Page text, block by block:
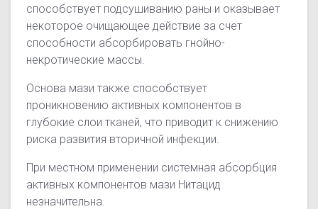
способствует подсушиванию раны и оказывает
некоторое очищающее действие за счет
способности абсорбировать гнойно-
некротические массы.
Основа мази также способствует
проникновению активных компонентов в
глубокие слои тканей, что приводит к снижению
риска развития вторичной инфекции.
При местном применении системная абсорбция
активных компонентов мази Нитацид
незначительна.